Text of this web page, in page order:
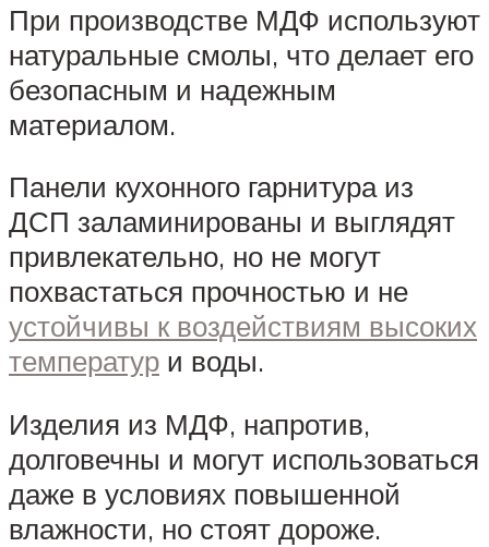
При производстве МДФ используют
натуральные смолы, что делает его
безопасным и надежным
материалом.
Панели кухонного гарнитура из
ДСП заламинированы и выглядят
привлекательно, но не могут
похвастаться прочностью и не
устойчивы к воздействиям высоких
температур и воды.
Изделия из МДФ, напротив,
долговечны и могут использоваться
даже в условиях повышенной
влажности, но стоят дороже.